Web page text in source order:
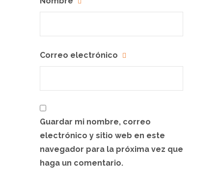
Correo electrónico
Guardar mi nombre, correo
electrónico y sitio web en este
navegador para la próxima vez que
haga un comentario.